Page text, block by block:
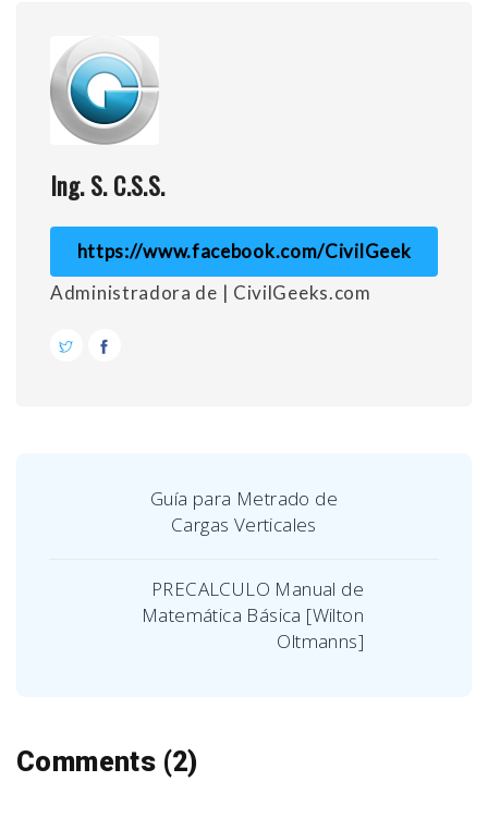
Ing. S. C.S.S.
https://www.facebook.com/CivilGeek
Administradora de | CivilGeeks.com
Guía para Metrado de
Cargas Verticales
PRECALCULO Manual de
Matemática Básica [Wilton
Oltmanns]
Comments (2)